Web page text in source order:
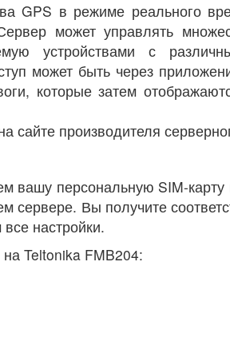
GPS в режиме реального
может управлять
устройствами с
может быть через
которые затем
производителя
вашу персональную SIM-
сервере. Вы получите
настройки.
Teltonika FMB204: